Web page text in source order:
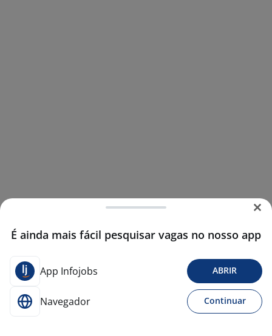
É ainda mais fácil pesquisar vagas no nosso app
App Infojobs ABRIR
Navegador Continuar